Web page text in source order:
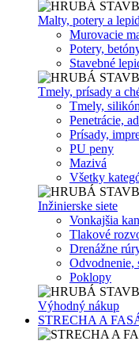
Malty, potery a
Murovacie
Potery,
Stavebné
Tmely, prísady a
Tmely,
Penetrácie,
Prísady,
PU peny
Mazivá
Všetky
Inžinierske siete
Vonkajšia
Tlakové
Drenážne
Odvodnenie,
Poklopy
Výhodný nákup
STRECHA A